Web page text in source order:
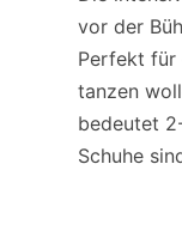
vor der
Perfekt für
tanzen
bedeutet
Schuhe